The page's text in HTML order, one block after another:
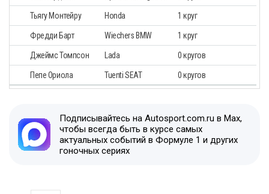
Тьягу Монтейру Honda 1 круг
Фредди Барт Wiechers BMW 1 круг
Джеймс Томпсон Lada 0 кругов
Пепе Ориола Tuenti SEAT 0 кругов
Подписывайтесь на Autosport.com.ru в Max,
чтобы всегда быть в курсе самых
актуальных событий в Формуле 1 и других
гоночных сериях